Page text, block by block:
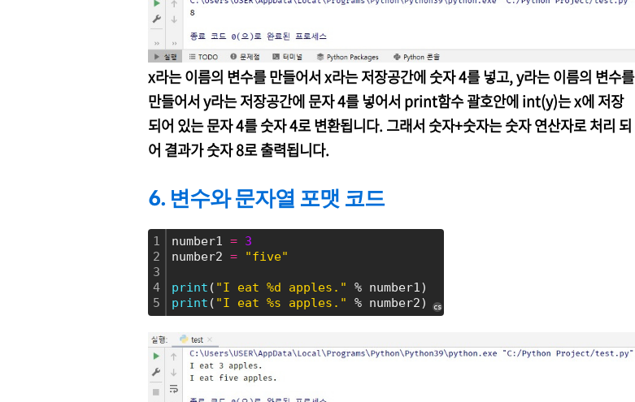
x라는 이름의 변수를 만들어서 x라는 저장공간에 숫자 4를 넣고, y라는 이름의 변수를
만들어서 y라는 저장공간에 문자 4를 넣어서 print함수 괄호안에 int(y)는 x에 저장
되어 있는 문자 4를 숫자 4로 변환됩니다. 그래서 숫자+숫자는 숫자 연산자로 처리 되
어 결과가 숫자 8로 출력됩니다.
6. 변수와 문자열 포맷 코드
1
2
3
4
5
number1 = 3
number2 = "five"
print ( "I eat %d apples."
% number1)
print ( "I eat %s apples." % number2) cs